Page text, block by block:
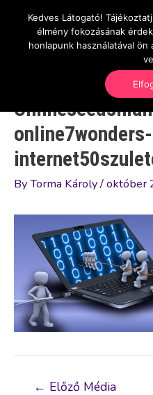
content
OnlineSeedsMan
Üzlet és szabadság
online7wonders-
ByTorma Károly/október
Bejegyzés
← Előző Média
Kedves Látogató!
élmény fokozásának
honlapunk használatával